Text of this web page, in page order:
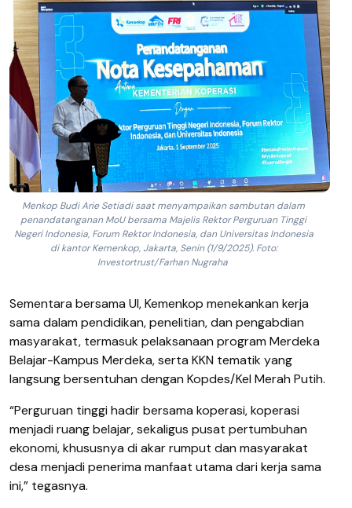
Menkop Budi Arie Setiadi saat menyampaikan sambutan dalam
penandatanganan MoU bersama Majelis Rektor Perguruan Tinggi
Negeri Indonesia, Forum Rektor Indonesia, dan Universitas Indonesia
di kantor Kemenkop, Jakarta, Senin (1/9/2025). Foto:
Investortrust/Farhan Nugraha
Sementara bersama UI, Kemenkop menekankan kerja
sama dalam pendidikan, penelitian, dan pengabdian
masyarakat, termasuk pelaksanaan program Merdeka
Belajar-Kampus Merdeka, serta KKN tematik yang
langsung bersentuhan dengan Kopdes/Kel Merah Putih.
“Perguruan tinggi hadir bersama koperasi, koperasi
menjadi ruang belajar, sekaligus pusat pertumbuhan
ekonomi, khususnya di akar rumput dan masyarakat
desa menjadi penerima manfaat utama dari kerja sama
ini,” tegasnya.